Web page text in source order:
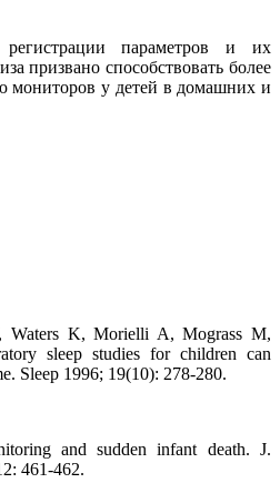
параметров и их
призвано способствовать более
мониторов у детей в домашних и
Waters K, Morielli A, Mograss M,
sleep studies for children can
Sleep 1996; 19(10): 278-280.
and sudden infant death. J.
461-462.